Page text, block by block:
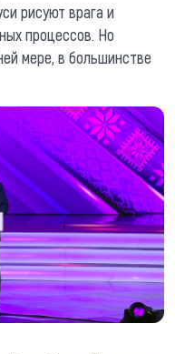
рисуют врага и
процессов. Но
мере, в большинстве